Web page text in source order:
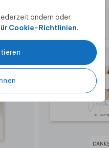
ändern oder
Cookie-Richtlinien.
unterstützt
gerne. Weitere Ideen
Hochzeitskarten-